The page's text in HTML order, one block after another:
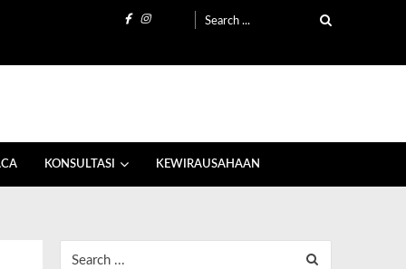
KONSULTASI KEWIRAUSAHAAN